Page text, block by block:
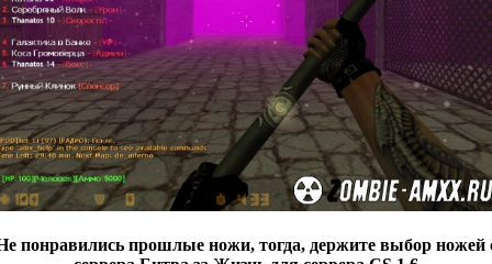
понравились прошлые ножи, тогда, держите выбор ножей